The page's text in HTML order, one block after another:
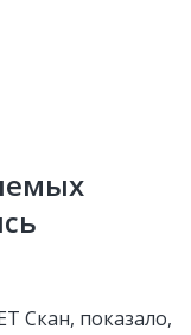
Скан, показало,